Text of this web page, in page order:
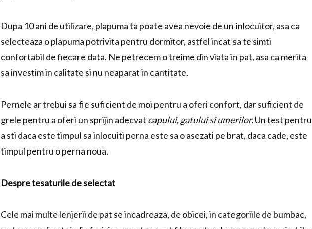
Dupa 10 ani de utilizare, plapuma ta poate avea nevoie de un inlocuitor, asa ca
selecteaza o plapuma potrivita pentru dormitor, astfel incat sa te simti
confortabil de fiecare data. Ne petrecem o treime din viata in pat, asa ca merita
sa investim in calitate si nu neaparat in cantitate.
Pernele ar trebui sa fie suficient de moi pentru a oferi confort, dar suficient de
grele pentru a oferi un sprijin adecvat capului, gatului si umerilor.Un test pentru
a sti daca este timpul sa inlocuiti perna este sa o asezati pe brat, daca cade, este
timpul pentru o perna noua.
Despre tesaturile de selectat
Cele mai multe lenjerii de pat se incadreaza, de obicei, in categoriile de bumbac,